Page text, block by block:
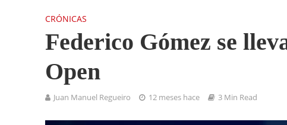
CRÓNICAS
Federico Gómez se
Open
Juan Manuel Regueiro 12 meses hace 3 Min Read